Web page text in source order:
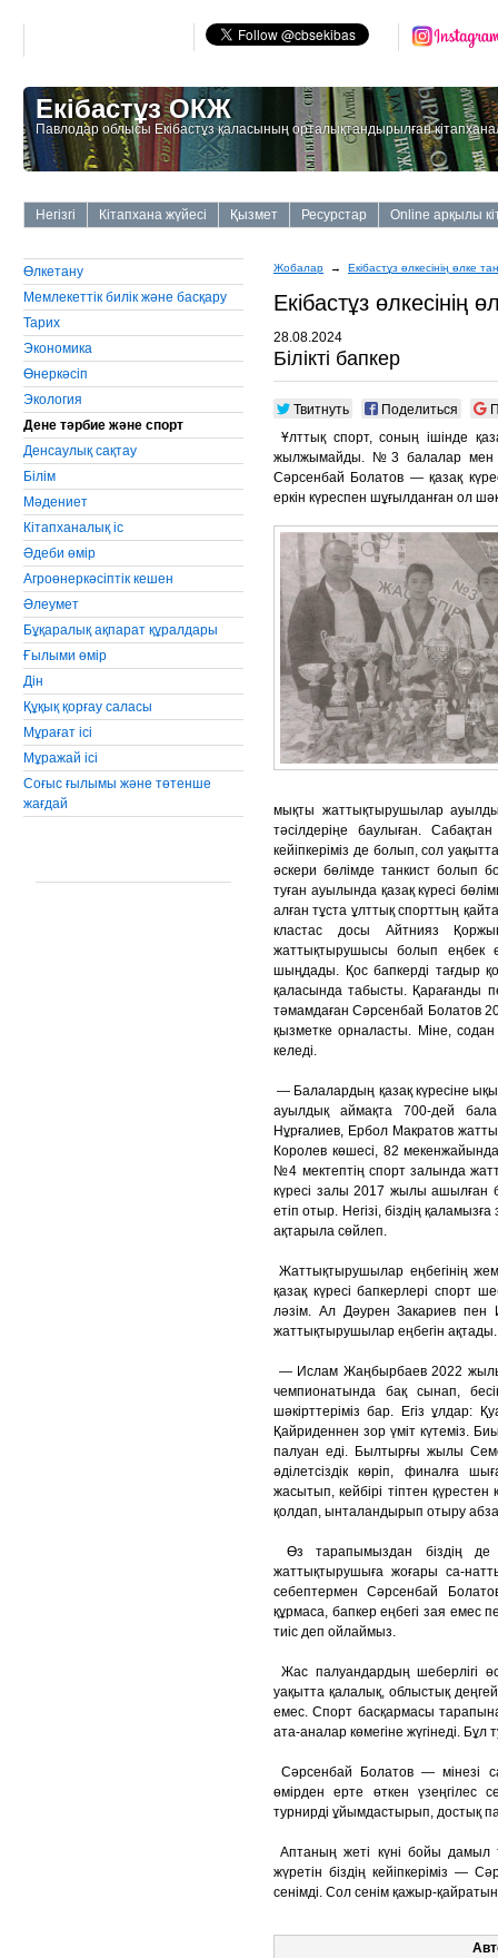
Екібастұз ОКЖ
Павлодар облысы Екібастұз қаласының орталықтандырылған
Негізгі Кітапхана жүйесі Қызмет Ресурстар Online арқылы
Өлкетану
Мемлекеттiк билiк және басқару
Тарих
Экономика
Өнеркәсiп
Экология
Дене тәрбие және спорт
Денсаулық сақтау
Бiлiм
Мәдениет
Кiтапханалық iс
Әдеби өмiр
Агроөнеркәсiптiк кешен
Әлеумет
Бұқаралық ақпарат құралдары
Ғылыми өмір
Дін
Құқық қорғау саласы
Мұрағат ісі
Мұражай ісі
Соғыс ғылымы және төтенше
жағдай
Жобалар → Екiбастұз өлкесiнiң өлке
Екiбастұз өлкесiнiң
28.08.2024
Білікті бапкер
Твитнуть Поделиться
Ұлттық спорт, соның ішінде
жылжымайды. №3 балалар мен
Сәрсенбай Болатов — қазақ
еркін күреспен шұғылданған ол
мықты жаттықтырушылар
тәсілдеріңе баулыған.
кейіпкеріміз де болып, сол
әскери бөлімде танкист болып
туған ауылында қазақ күресі
алған тұста ұлттық спорттың
кластас досы Айтнияз
жаттықтырушысы болып еңбек
шыңдады. Қос бапкерді тағдыр
қаласында табысты. Қарағанды
тәмамдаған Сәрсенбай Болатов
қызметке орналасты. Міне, содан
келеді.
— Балалардың қазақ күресіне
ауылдық аймақта 700-дей
Нұрғалиев, Ербол Макратов
Королев көшесі, 82
№4 мектептің спорт залында
күресі залы 2017 жылы ашылған
етіп отыр. Негізі, біздің
ақтарыла сөйлеп.
Жаттықтырушылар еңбегінің
қазақ күресі бапкерлері спорт
ләзім. Ал Дәурен Закариев пен
жаттықтырушылар еңбегін ақтады.
— Ислам Жаңбырбаев 2022
чемпионатында бақ сынап,
шәкірттеріміз бар. Егіз ұлдар:
Қайриденнен зор үміт күтеміз.
палуан еді. Былтырғы жылы
әділетсіздік көріп, финалға
жасытып, кейбірі тіптен
қолдап, ынталандырып отыру
Өз тарапымыздан біздің де
жаттықтырушыға жоғары са-
себептермен Сәрсенбай
құрмаса, бапкер еңбегі зая емес
тиіс деп ойлаймыз.
Жас палуандардың шеберлігі
уақытта қалалық, облыстық
емес. Спорт басқармасы
ата-аналар көмегіне жүгінеді.
Сәрсенбай Болатов — мінезі
өмірден ерте өткен үзеңгілес
турнирді ұйымдастырып, достық
Аптаның жеті күні бойы дамыл
жүретін біздің кейіпкеріміз —
сенімді. Сол сенім қажыр-